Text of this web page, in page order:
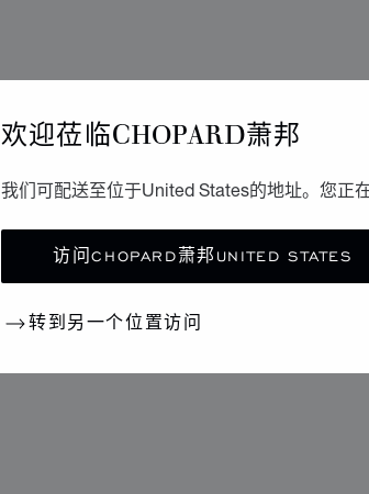
欢迎莅临CHOPARD萧邦
我们可配送至位于United States的地址。您正
访问CHOPARD萧邦UNITED STATES
转到另一个位置访问